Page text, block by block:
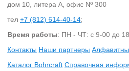
дом 10, литера А, офис Nº 300
тел +7 (812) 614-40-14;
Время работы: ПН - ЧТ: с 9-00 до
Контакты Наши партнеры
Каталог Bohrcraft Справочная